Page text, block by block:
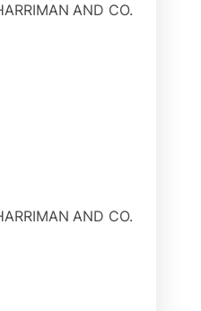
AND CO.
AND CO.